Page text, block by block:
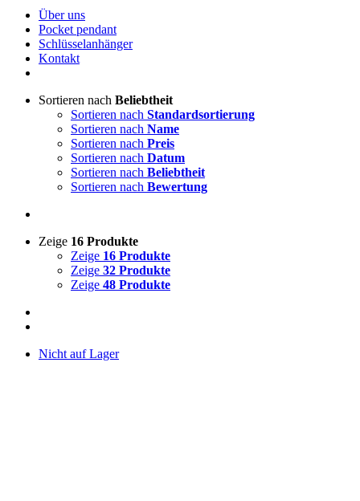
Über uns
Pocket pendant
Schlüsselanhänger
Kontakt
Sortieren nach Beliebtheit
Sortieren nach Standardsortierung
Sortieren nach Name
Sortieren nach Preis
Sortieren nach Datum
Sortieren nach Beliebtheit
Sortieren nach Bewertung
Zeige 16 Produkte
Zeige 16 Produkte
Zeige 32 Produkte
Zeige 48 Produkte
Nicht auf Lager